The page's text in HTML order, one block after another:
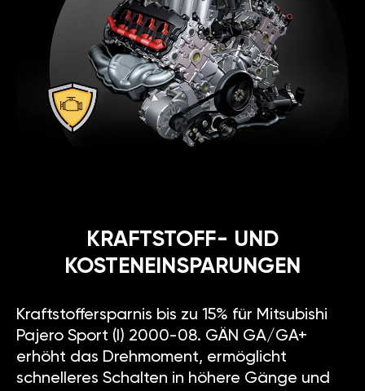
KRAFTSTOFF- UND
KOSTENEINSPARUNGEN
Kraftstoffersparnis bis zu 15% für Mitsubishi
Pajero Sport (I) 2000-08. GÄN GA/GA+
erhöht das Drehmoment, ermöglicht
schnelleres Schalten in höhere Gänge und